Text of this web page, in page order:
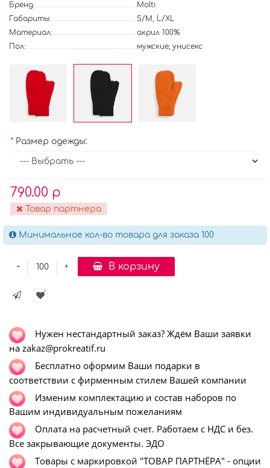
Бренд:
Molti
Габариты:
S/M, L/XL
Материал:
акрил 100%
Пол:
мужские; унисекс
Размер одежды:
790.00 р
Товар партнера
Минимальное кол-во товара для заказа 100
+
- В корзину
Нужен нестандартный заказ? Ждём Ваши заявки
на zakaz@prokreatif.ru
Бесплатно оформим Ваши подарки в
соответствии с фирменным стилем Вашей компании
Изменим комплектацию и состав наборов по
Вашим индивидуальным пожеланиям
Оплата на расчетный счет. Работаем с НДС и без.
Все закрывающие документы. ЭДО
Товары с маркировкой "ТОВАР ПАРТНЁРА" - опции